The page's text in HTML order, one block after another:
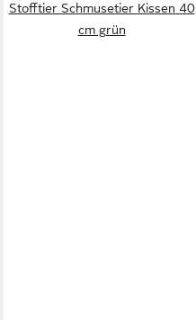
Stofftier Schmusetier Kissen 40
cm grün